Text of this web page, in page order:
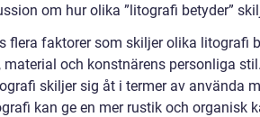
om hur olika ”litografi betyder”
flera faktorer som skiljer olika litografi
material och konstnärens personliga
skiljer sig åt i termer av använda
kan ge en mer rustik och organisk